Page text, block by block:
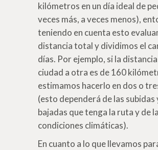
kilómetros en un día ideal de
veces más, a veces menos),
teniendo en cuenta esto
distancia total y dividimos el
días. Por ejemplo, si la
ciudad a otra es de 160
estimamos hacerlo en dos o
(esto dependerá de las subidas
bajadas que tenga la ruta y de
condiciones climáticas).
En cuanto a lo que llevamos